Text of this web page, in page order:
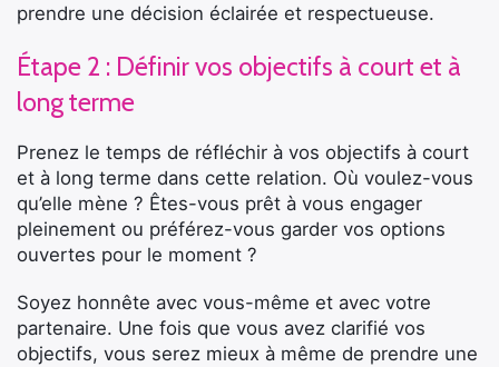
prendre une décision éclairée et respectueuse.
Étape 2 : Définir vos objectifs à court et à
long terme
Prenez le temps de réfléchir à vos objectifs à court
et à long terme dans cette relation. Où voulez-vous
qu’elle mène ? Êtes-vous prêt à vous engager
pleinement ou préférez-vous garder vos options
ouvertes pour le moment ?
Soyez honnête avec vous-même et avec votre
partenaire. Une fois que vous avez clarifié vos
objectifs, vous serez mieux à même de prendre une